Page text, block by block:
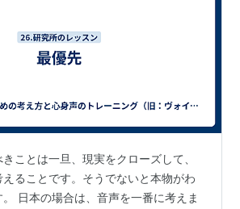
ことは一旦、現実をクローズして、
ることです。そうでないと本物がわ
日本の場合は、音声を一番に考えま